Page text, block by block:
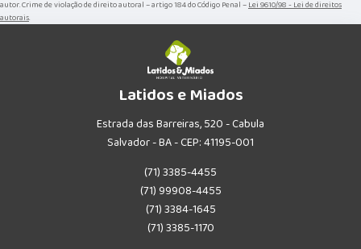
autor. Crime de violação de direito autoral – artigo 184 do Código Penal –Lei 9610/98 - Lei de direitos
autorais.
Latidos e Miados
Estrada das Barreiras, 520 - Cabula
Salvador - BA - CEP: 41195-001
(71) 3385-4455
(71) 99908-4455
(71) 3384-1645
(71) 3385-1170